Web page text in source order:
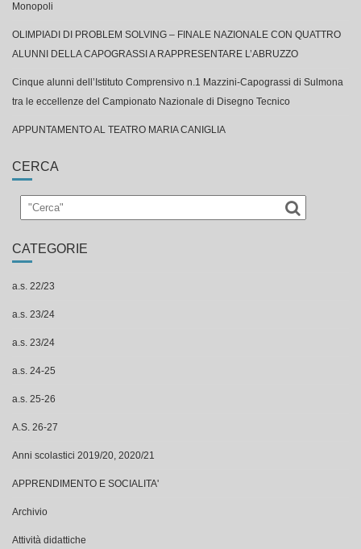
Monopoli
OLIMPIADI DI PROBLEM SOLVING – FINALE NAZIONALE CON QUATTRO
ALUNNI DELLA CAPOGRASSI A RAPPRESENTARE L’ABRUZZO
Cinque alunni dell’Istituto Comprensivo n.1 Mazzini-Capograssi di Sulmona
tra le eccellenze del Campionato Nazionale di Disegno Tecnico
APPUNTAMENTO AL TEATRO MARIA CANIGLIA
CERCA
CATEGORIE
a.s. 22/23
a.s. 23/24
a.s. 23/24
a.s. 24-25
a.s. 25-26
A.S. 26-27
Anni scolastici 2019/20, 2020/21
APPRENDIMENTO E SOCIALITA'
Archivio
Attività didattiche